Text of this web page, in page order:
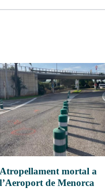
Atropellament mortal a
l’Aeroport de Menorca